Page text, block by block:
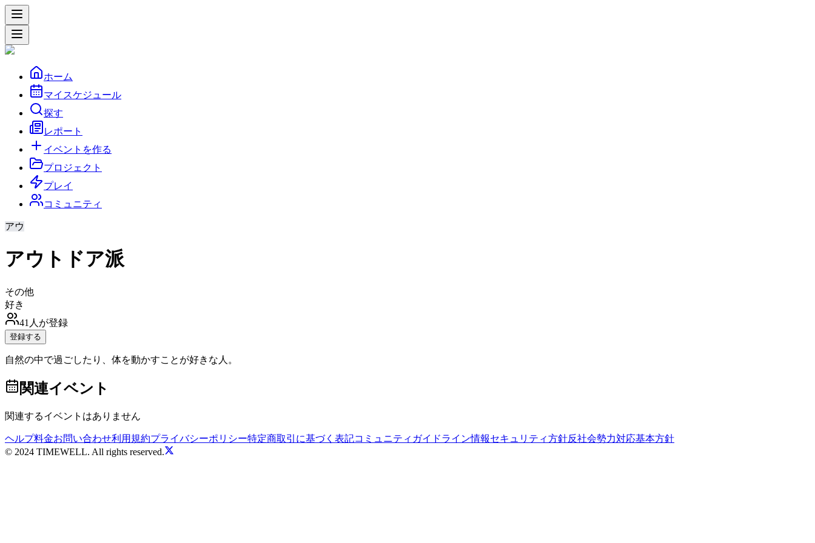
ホーム
マイスケジュール
探す
レポート
イベントを作る
プロジェクト
プレイ
コミュニティ
アウ
アウトドア派
その他
好き
41 人が登録
登録する
自然の中で過ごしたり、体を動かすことが好きな人。
関連イベント
関連するイベントはありません
ヘルプ料金お問い合わせ利用規約プライバシーポリシー特定商取引に基づく表記コミュニティガイドライン情報セキュリティ方針反社会勢力対応基本方針
© 2024 TIMEWELL. All rights reserved.